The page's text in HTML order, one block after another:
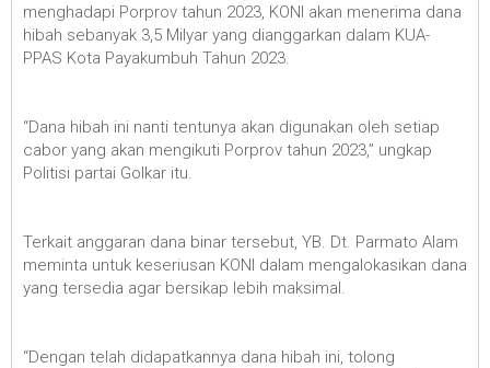
menghadapi Porprov tahun 2023, KONI akan menerima dana
hibah sebanyak 3,5 Milyar yang dianggarkan dalam KUA-
PPAS Kota Payakumbuh Tahun 2023.
“Dana hibah ini nanti tentunya akan digunakan oleh setiap
cabor yang akan mengikuti Porprov tahun 2023,” ungkap
Politisi partai Golkar itu.
Terkait anggaran dana binar tersebut, YB. Dt. Parmato Alam
meminta untuk keseriusan KONI dalam mengalokasikan dana
yang tersedia agar bersikap lebih maksimal.
“Dengan telah didapatkannya dana hibah ini, tolong